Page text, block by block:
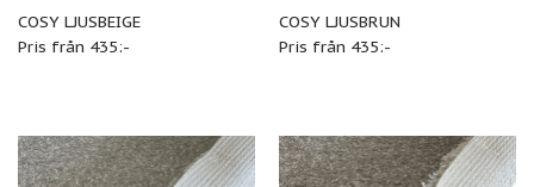
COSY LJUSBEIGE
Pris från 435:-
COSY LJUSBRUN
Pris från 435:-